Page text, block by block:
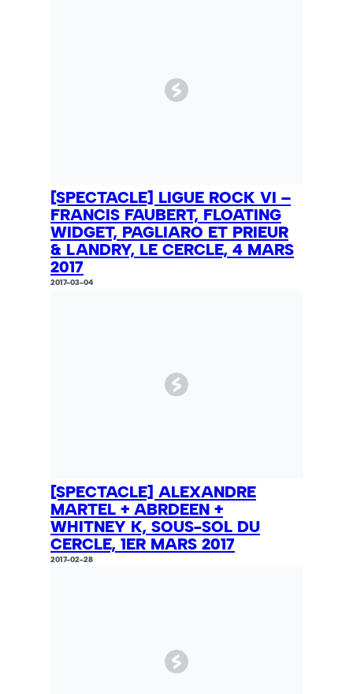
[SPECTACLE] LIGUE ROCK VI –
FRANCIS FAUBERT, FLOATING
WIDGET, PAGLIARO ET PRIEUR
& LANDRY, LE CERCLE, 4 MARS
2017
2017-03-04
[SPECTACLE] ALEXANDRE
MARTEL + ABRDEEN +
WHITNEY K, SOUS-SOL DU
CERCLE, 1ER MARS 2017
2017-02-28